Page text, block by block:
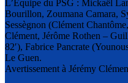
L’Équipe du PSG : Mickaёl
Bourillon, Zoumana Camara,
Sessègnon (Clément
Clément, Jérôme Rothen –
82′), Fabrice Pancrate
Le Guen.
Avertissement à Jérémy